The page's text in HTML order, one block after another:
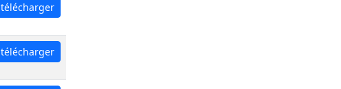
télécharger
télécharger